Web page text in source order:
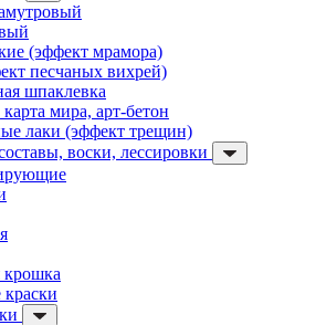
(эффект мрамора)
песчаных вихрей)
шпаклевка
мира, арт-бетон
лаки (эффект трещин)
воски, лессировки
крошка